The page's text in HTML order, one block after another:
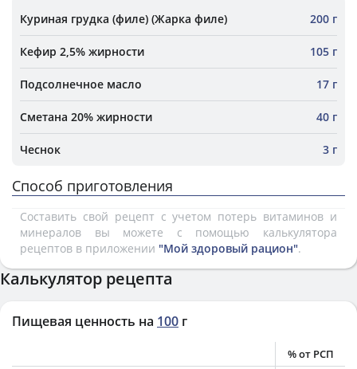
Куриная грудка (филе) (Жарка филе) 200 г
Кефир 2,5% жирности 105 г
Подсолнечное масло 17 г
Сметана 20% жирности 40 г
Чеснок 3 г
Способ приготовления
Составить свой рецепт с учетом потерь витаминов и
минералов вы можете с помощью калькулятора
рецептов в приложении "Мой здоровый рацион".
Калькулятор рецепта
Пищевая ценность на 100 г
% от РСП